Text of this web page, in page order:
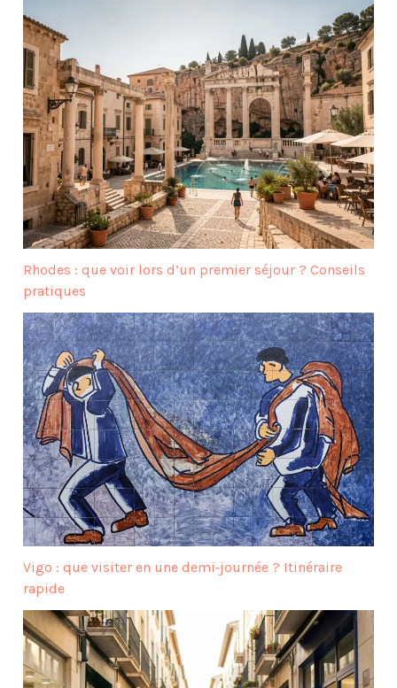
Rhodes : que voir lors d’un premier séjour ? Conseils
pratiques
Vigo : que visiter en une demi‑journée ? Itinéraire
rapide